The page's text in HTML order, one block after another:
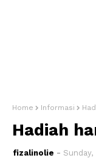
Home Informasi
Hadiah
fizalinolie Sunday,